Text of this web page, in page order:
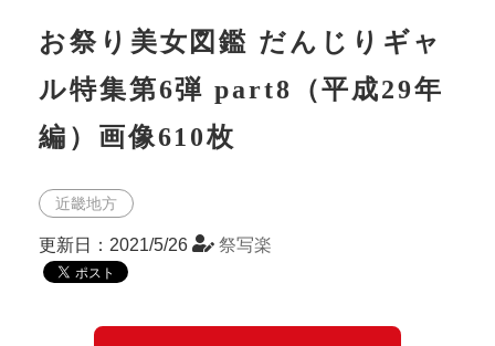
お祭り美女図鑑 だんじりギャ
ル特集第6弾 part8（平成29年
編）画像610枚
近畿地方
更新日：2021/5/26 祭写楽